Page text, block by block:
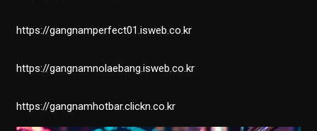
https://gangnamperfect01.isweb.co.kr
https://gangnamnolaebang.isweb.co.kr
https://gangnamhotbar.clickn.co.kr